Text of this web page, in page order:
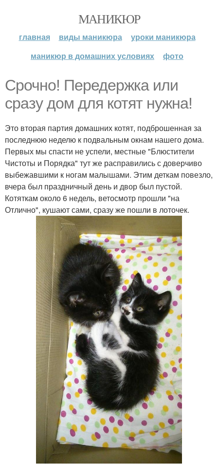
МАНИКЮР
главная виды маникюра
уроки маникюра
маникюр в домашних условиях
фото
Срочно! Передержка или
сразу дом для котят нужна!
Это вторая партия домашних котят, подброшенная за
последнюю неделю к подвальным окнам нашего дома.
Первых мы спасти не успели, местные "Блюстители
Чистоты и Порядка" тут же расправились с доверчиво
выбежавшими к ногам малышами. Этим деткам повезло,
вчера был праздничный день и двор был пустой.
Котяткам около 6 недель, ветосмотр прошли "на
Отлично", кушают сами, сразу же пошли в лоточек.